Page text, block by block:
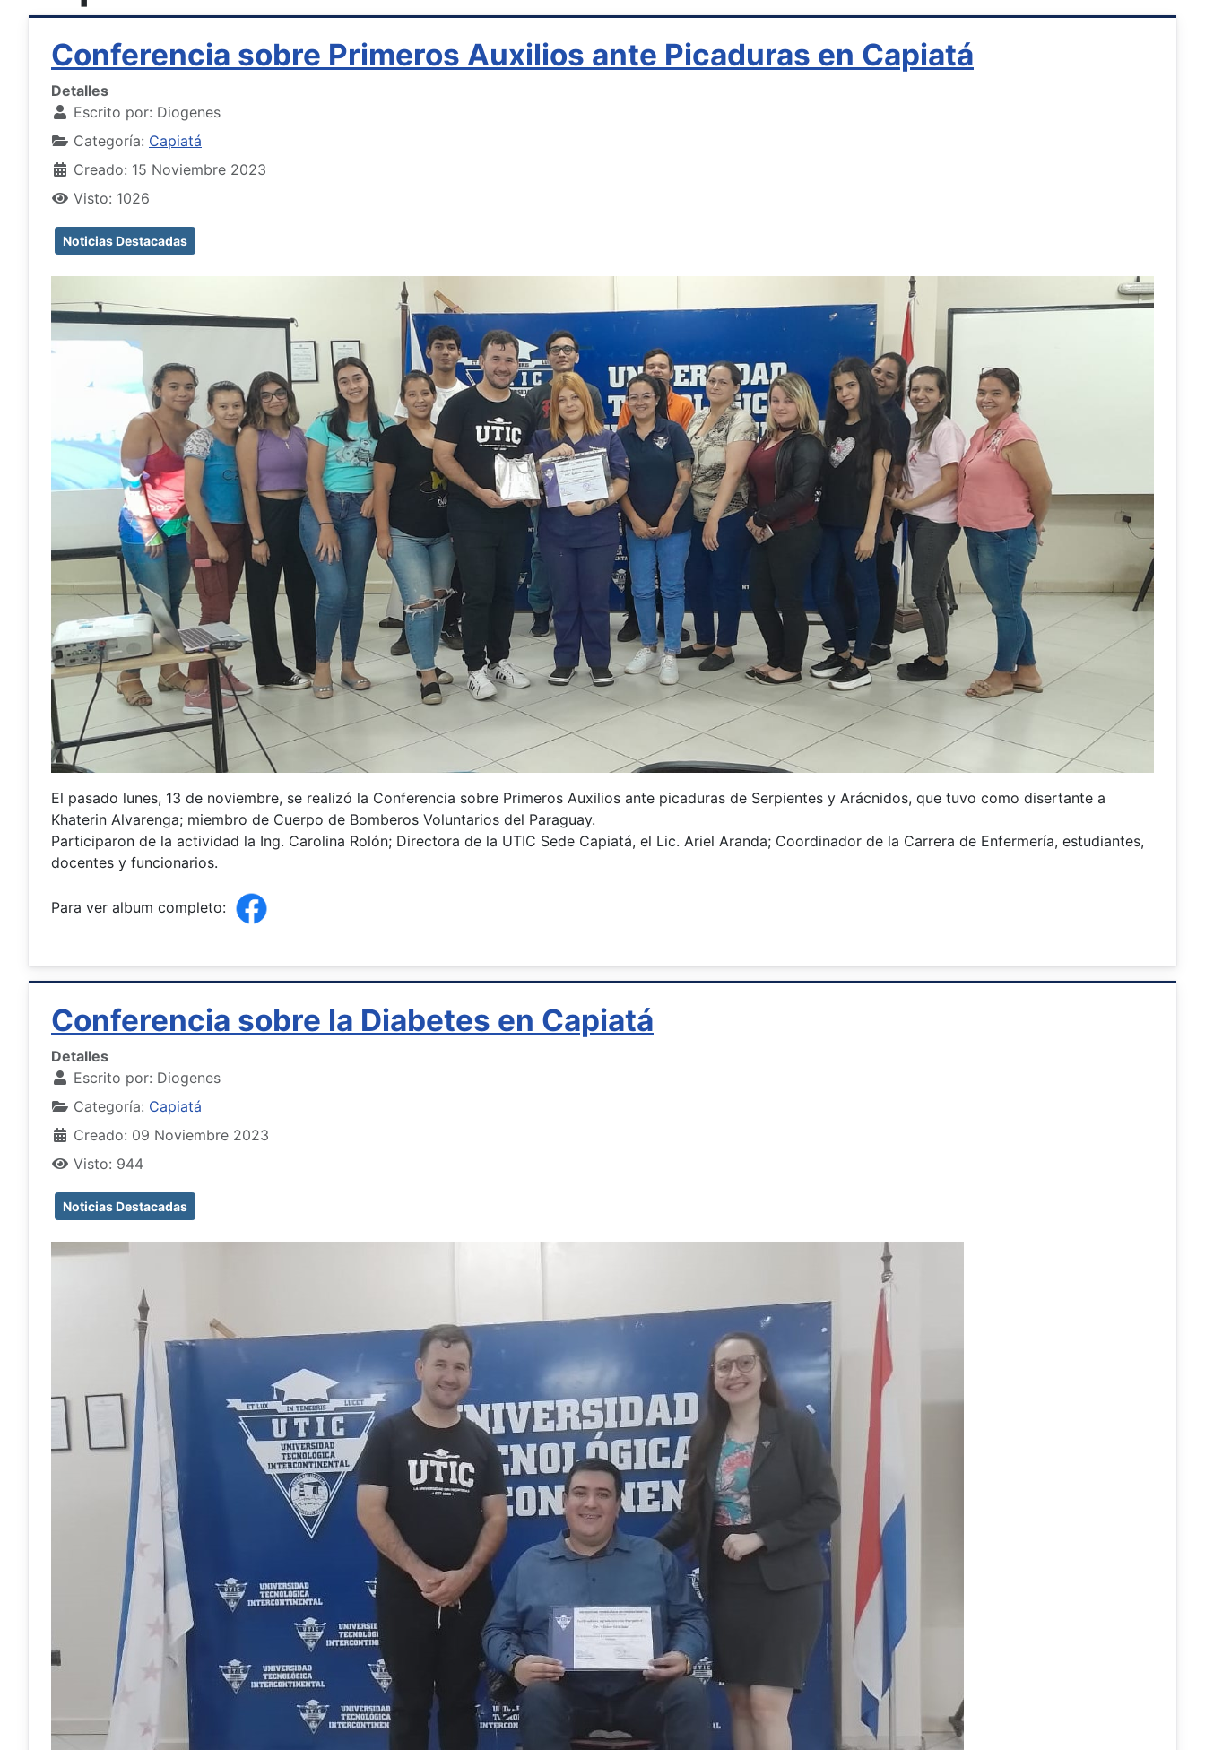
Conferencia sobre Primeros Auxilios ante Picaduras en Capiatá
Detalles
Escrito por: Diogenes
Categoría: Capiatá
Creado: 15 Noviembre 2023
Visto: 1026
Noticias Destacadas
El pasado lunes, 13 de noviembre, se realizó la Conferencia sobre Primeros Auxilios ante picaduras de Serpientes y Arácnidos, que tuvo como disertante a
Khaterin Alvarenga; miembro de Cuerpo de Bomberos Voluntarios del Paraguay.
Participaron de la actividad la Ing. Carolina Rolón; Directora de la UTIC Sede Capiatá, el Lic. Ariel Aranda; Coordinador de la Carrera de Enfermería, estudiantes,
docentes y funcionarios.
Para ver album completo:
Conferencia sobre la Diabetes en Capiatá
Detalles
Escrito por: Diogenes
Categoría: Capiatá
Creado: 09 Noviembre 2023
Visto: 944
Noticias Destacadas